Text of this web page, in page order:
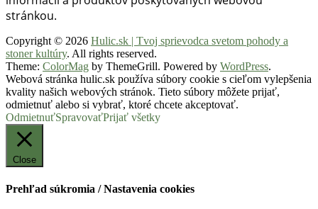
stránkou.
Copyright © 2026 Hulic.sk | Tvoj sprievodca svetom pohody a
stoner kultúry. All rights reserved.
Theme: ColorMag by ThemeGrill. Powered by WordPress.
Webová stránka hulic.sk používa súbory cookie s cieľom vylepšenia
kvality našich webových stránok. Tieto súbory môžete prijať,
odmietnuť alebo si vybrať, ktoré chcete akceptovať.
OdmietnuťSpravovaťPrijať všetky
Close
Prehľad súkromia / Nastavenia cookies